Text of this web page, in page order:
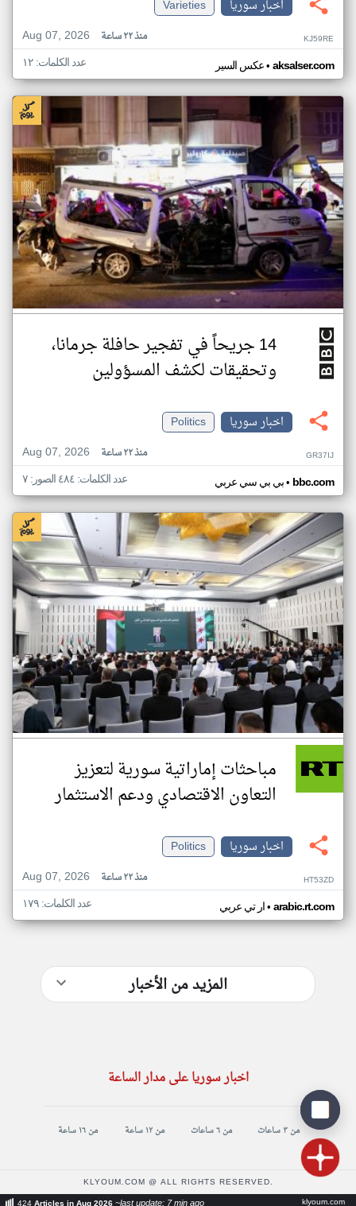
اخبار سوريا
Varieties
Aug 07, 2026
منذ ٢٢ ساعة KJ59RE
عكس السير• aksalser.com عدد الكلمات: ١٢
14 جريحاً في تفجير حافلة جرمانا،
وتحقيقات لكشف المسؤولين
اخبار سوريا
Politics
Aug 07, 2026
منذ ٢٢ ساعة GR37IJ
بي بي سي عربي• bbc.com عدد الكلمات: ٤٨٤ الصور: ٧
مباحثات إماراتية سورية لتعزيز
التعاون الاقتصادي ودعم الاستثمار
اخبار سوريا
Politics
Aug 07, 2026
منذ ٢٢ ساعة HT53ZD
ار تي عربي• arabic.rt.com عدد الكلمات: ١٧٩
المزيد من الأخبار
اخبار سوريا على مدار الساعة
من ٣ ساعات من ٦ ساعات من ١٢ ساعة من ١٦ ساعة
KLYOUM.COM @ ALL RIGHTS RESERVED.
klyoum.com